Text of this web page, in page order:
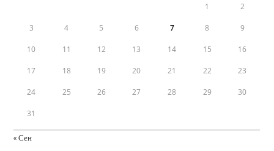
1 2
3 4 5 6 7 8 9
10 11 12 13 14 15 16
17 18 19 20 21 22 23
24 25 26 27 28 29 30
31
« Сен